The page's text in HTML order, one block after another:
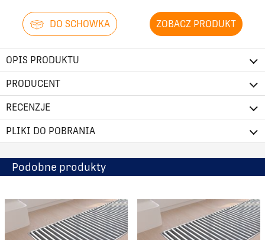
DO SCHOWKA ZOBACZ PRODUKT
OPIS PRODUKTU
PRODUCENT
RECENZJE
PLIKI DO POBRANIA
Podobne produkty